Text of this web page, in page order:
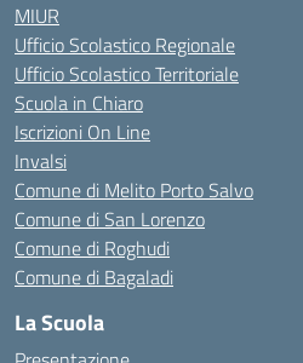
MIUR
Ufficio Scolastico Regionale
Ufficio Scolastico Territoriale
Scuola in Chiaro
Iscrizioni On Line
Invalsi
Comune di Melito Porto Salvo
Comune di San Lorenzo
Comune di Roghudi
Comune di Bagaladi
La Scuola